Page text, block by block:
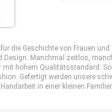
die Geschichte von Frauen und
Design. Manchmal zeitlos,
mit hohem Qualitätsstandard.
Gefertigt werden unsere
in einer kleinen